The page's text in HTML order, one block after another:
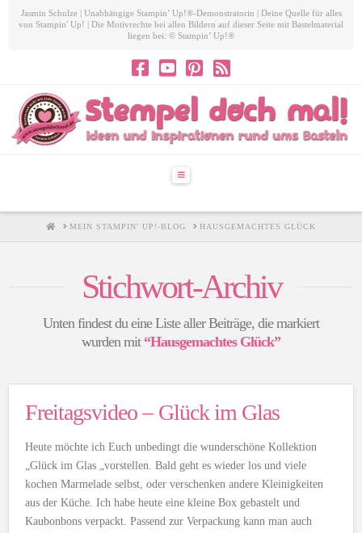
Jasmin Schulze | Unabhängige Stampin’ Up!®-Demonstratorin | Deine Quelle für alles
von Stampin' Up! | Die Motivrechte bei allen Bildern auf dieser Seite mit Bastelmaterial
liegen bei: © Stampin’ Up!®
Navigation
HOMEMEIN STAMPIN' UP!-BLOG HAUSGEMACHTES GLÜCK
Stichwort-Archiv
Unten findest du eine Liste aller Beiträge, die markiert
wurden mit “Hausgemachtes Glück”
Freitagsvideo – Glück im Glas
Heute möchte ich Euch unbedingt die wunderschöne Kollektion
„Glück im Glas „vorstellen. Bald geht es wieder los und viele
kochen Marmelade selbst, oder verschenken andere Kleinigkeiten
aus der Küche. Ich habe heute eine kleine Box gebastelt und
Kaubonbons verpackt. Passend zur Verpackung kann man auch